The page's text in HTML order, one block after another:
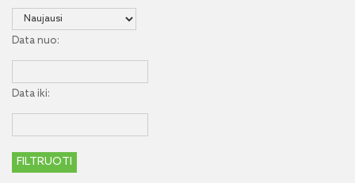
Data nuo:
Data iki: